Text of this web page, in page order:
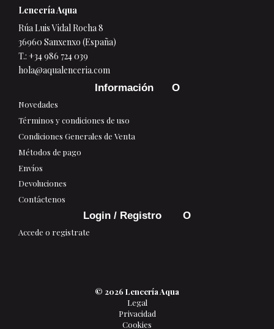
Lencería Aqua
Rúa Luis Vidal Rocha 8
36960 Sanxenxo (España)
T.: +34 986 724 039
hola@aqualenceria.com
Información
Novedades
Términos y condiciones de uso
Condiciones Generales de Venta
Métodos de pago
Envíos
Devoluciones
Contáctenos
Login / Registro
Accede o registrate
© 2026 Lencería Aqua
Legal
Privacidad
Cookies